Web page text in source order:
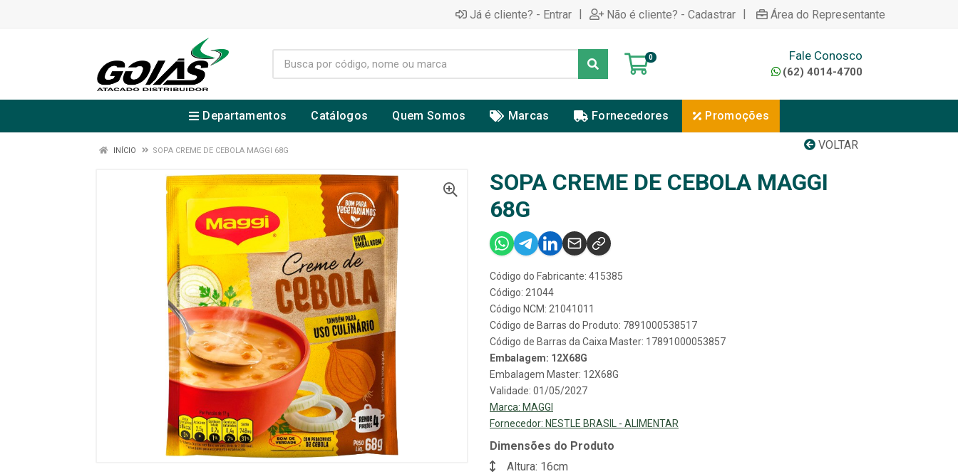
Já é cliente? - Entrar | Não é cliente? - Cadastrar | Área do Representante
0 Fale Conosco
(62) 4014-4700
Departamentos Catálogos Quem Somos Marcas Fornecedores Promoções
VOLTAR
INÍCIO SOPA CREME DE CEBOLA MAGGI 68G
SOPA CREME DE CEBOLA MAGGI
68G
Código do Fabricante: 415385
Código: 21044
Código NCM: 21041011
Código de Barras do Produto: 7891000538517
Código de Barras da Caixa Master: 17891000053857
Embalagem: 12X68G
Embalagem Master: 12X68G
Validade: 01/05/2027
Marca: MAGGI
Fornecedor: NESTLE BRASIL - ALIMENTAR
Dimensões do Produto
Altura: 16cm